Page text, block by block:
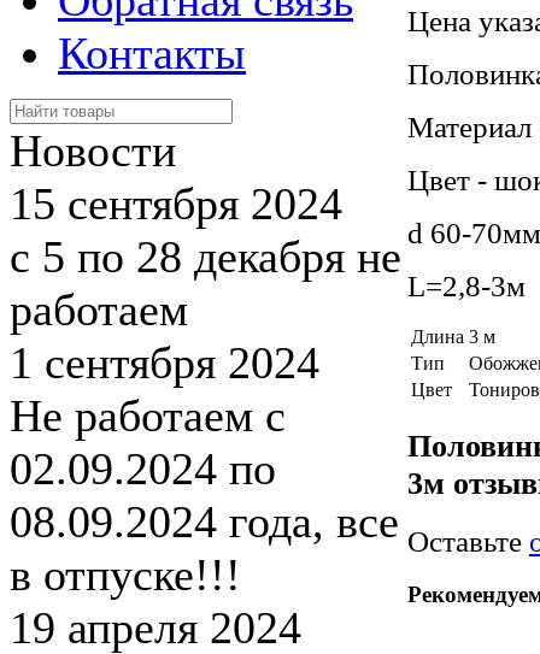
Контакты
Новости
15 сентября 2024
с 5 по 28 декабря не
работаем
1 сентября 2024
Не работаем с
02.09.2024 по
08.09.2024 года, все
в отпуске!!!
19 апреля 2024
Цена
Материал
Цвет -
d 60-70мм
L=2,8-3м
Длина 3 м
Тип
Цвет
3м
Оставьте